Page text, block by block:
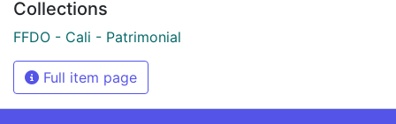
Collections
FFDO - Cali - Patrimonial
Full item page